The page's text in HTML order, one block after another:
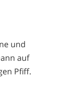
und
auf
Pfiff.